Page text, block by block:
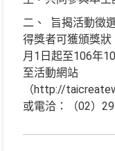
二、 旨揭活動徵
得獎者可獲頒獎
月1日起至106年
至活動網站
（http://
或電洽：（02）